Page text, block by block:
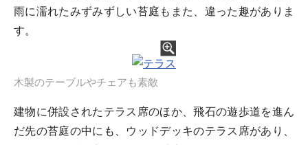
雨に濡れたみずみずしい苔庭もまた、違った趣がありま
す。
木製のテーブルやチェアも素敵
建物に併設されたテラス席のほか、飛石の遊歩道を進ん
だ先の苔庭の中にも、ウッドデッキのテラス席があり、